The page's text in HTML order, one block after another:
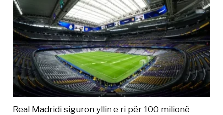
Real Madridi siguron yllin e ri për 100 milionë